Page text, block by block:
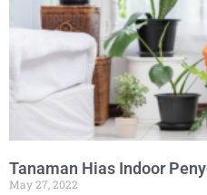
Tanaman Hias Indoor
May 27, 2022